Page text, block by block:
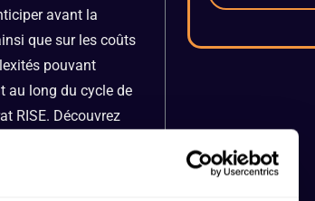
avant la
que sur les coûts
pouvant
au long du cycle de
RISE. Découvrez